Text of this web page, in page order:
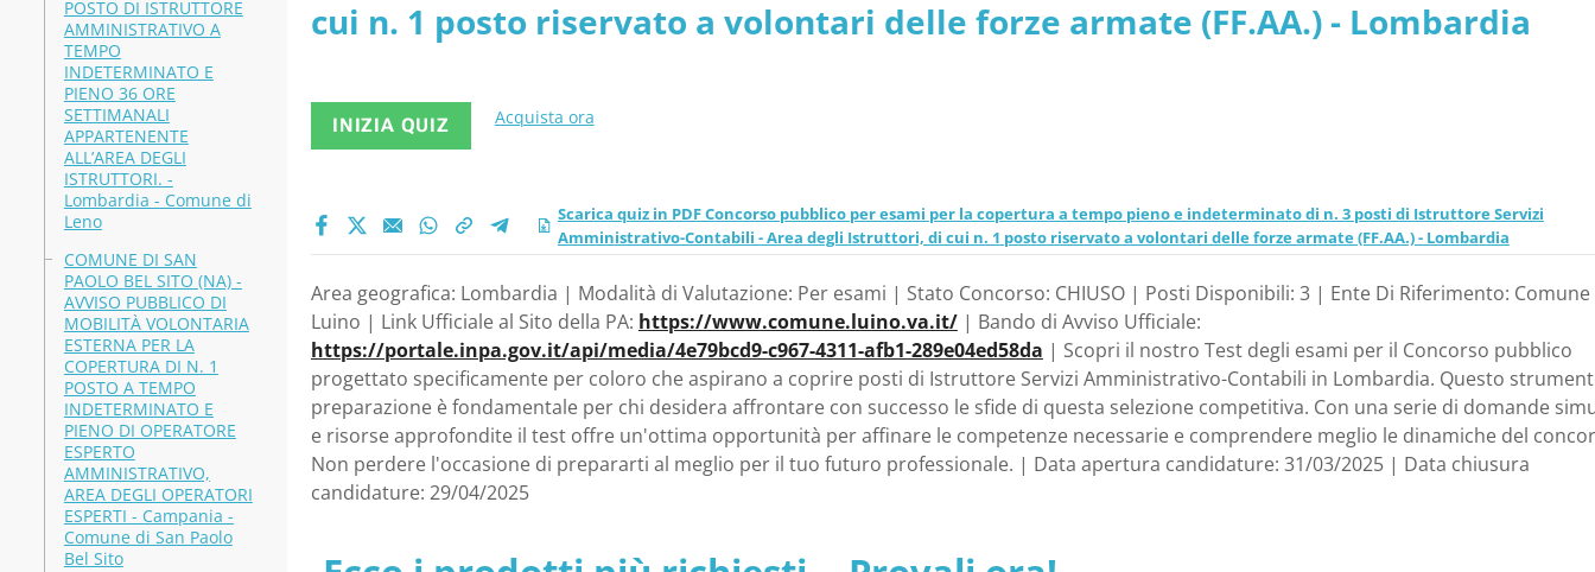
POSTO DI ISTRUTTORE
AMMINISTRATIVO A
TEMPO
INDETERMINATO E
PIENO 36 ORE
SETTIMANALI
APPARTENENTE
ALL’AREA DEGLI
ISTRUTTORI. -
Lombardia - Comune di
Leno
COMUNE DI SAN
PAOLO BEL SITO (NA) -
AVVISO PUBBLICO DI
MOBILITÀ VOLONTARIA
ESTERNA PER LA
COPERTURA DI N. 1
POSTO A TEMPO
INDETERMINATO E
PIENO DI OPERATORE
ESPERTO
AMMINISTRATIVO,
AREA DEGLI OPERATORI
ESPERTI - Campania -
Comune di San Paolo
Bel Sito
cui n. 1 posto riservato a volontari delle forze armate (FF.AA.) - Lombardia
INIZIA QUIZ Acquista ora
Scarica quiz in PDF Concorso pubblico per esami per la copertura a tempo pieno e indeterminato di n. 3 posti di Istruttore Servizi
Amministrativo-Contabili - Area degli Istruttori, di cui n. 1 posto riservato a volontari delle forze armate (FF.AA.) - Lombardia
Area geografica: Lombardia | Modalità di Valutazione: Per esami | Stato Concorso: CHIUSO | Posti Disponibili: 3 | Ente Di Riferimento: Comune
Luino | Link Ufficiale al Sito della PA: https://www.comune.luino.va.it/| Bando di Avviso Ufficiale:
https://portale.inpa.gov.it/api/media/4e79bcd9-c967-4311-afb1-289e04ed58da | Scopri il nostro Test degli esami per il Concorso pubblico
progettato specificamente per coloro che aspirano a coprire posti di Istruttore Servizi Amministrativo-Contabili in Lombardia. Questo
preparazione è fondamentale per chi desidera affrontare con successo le sfide di questa selezione competitiva. Con una serie di domande
e risorse approfondite il test offre un'ottima opportunità per affinare le competenze necessarie e comprendere meglio le dinamiche del
Non perdere l'occasione di prepararti al meglio per il tuo futuro professionale. | Data apertura candidature: 31/03/2025 | Data chiusura
candidature: 29/04/2025